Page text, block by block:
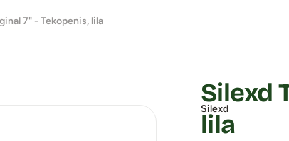
7" - Tekopenis, lila
Silexd
Silexd
lila